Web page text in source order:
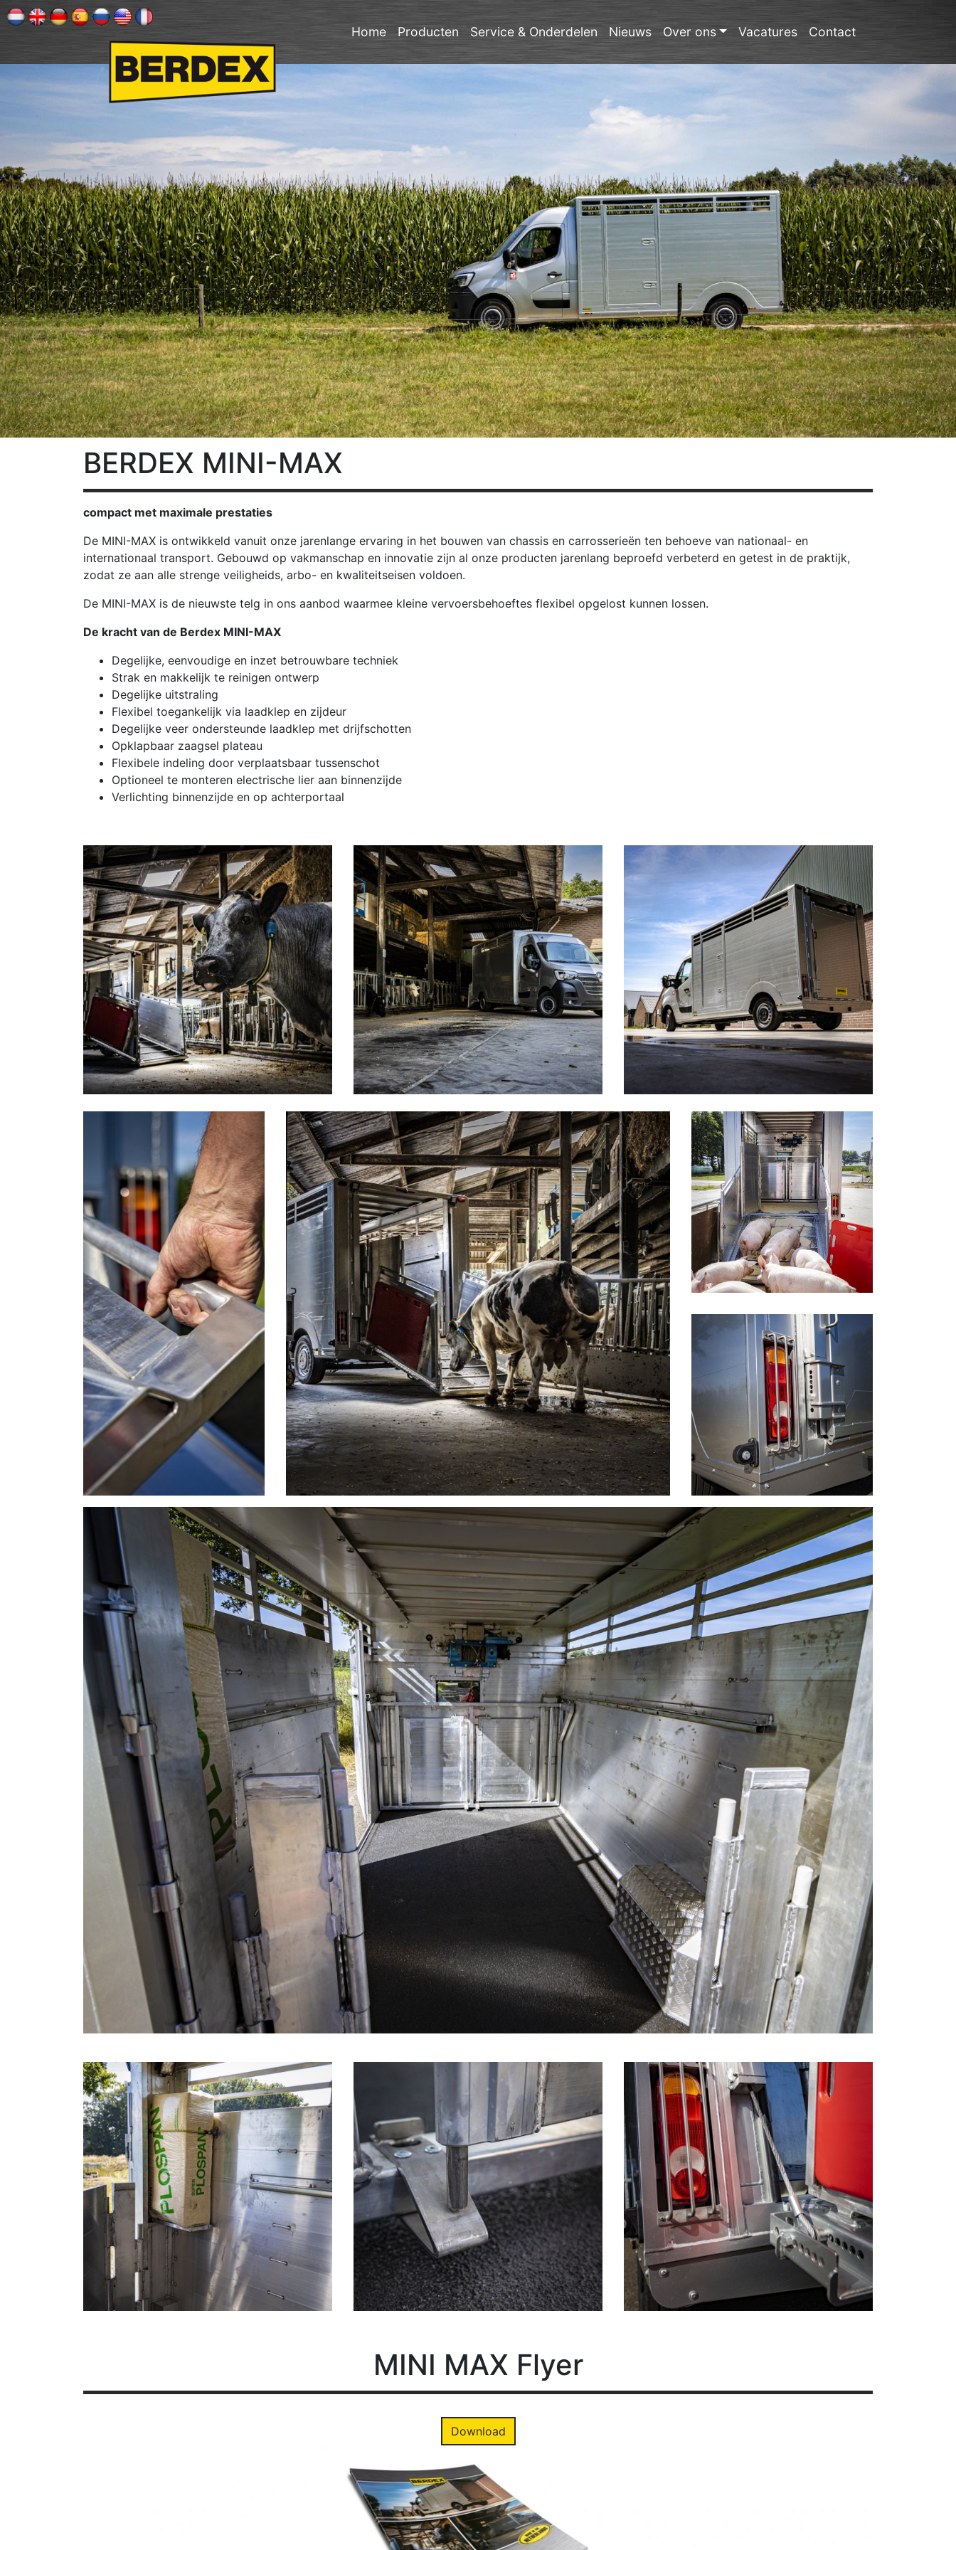
Home Producten Service & Onderdelen Nieuws Over ons Vacatures Contact
BERDEX MINI-MAX
compact met maximale prestaties
De MINI-MAX is ontwikkeld vanuit onze jarenlange ervaring in het bouwen van chassis en carrosserieën ten behoeve van nationaal- en
internationaal transport. Gebouwd op vakmanschap en innovatie zijn al onze producten jarenlang beproefd verbeterd en getest in de praktijk,
zodat ze aan alle strenge veiligheids, arbo- en kwaliteitseisen voldoen.
De MINI-MAX is de nieuwste telg in ons aanbod waarmee kleine vervoersbehoeftes flexibel opgelost kunnen lossen.
De kracht van de Berdex MINI-MAX
Degelijke, eenvoudige en inzet betrouwbare techniek
Strak en makkelijk te reinigen ontwerp
Degelijke uitstraling
Flexibel toegankelijk via laadklep en zijdeur
Degelijke veer ondersteunde laadklep met drijfschotten
Opklapbaar zaagsel plateau
Flexibele indeling door verplaatsbaar tussenschot
Optioneel te monteren electrische lier aan binnenzijde
Verlichting binnenzijde en op achterportaal
MINI MAX Flyer
Download